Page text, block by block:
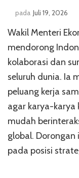
pada Juli 19, 2026
Wakil Menteri
mendorong
kolaborasi dan
seluruh dunia. Ia
peluang kerja
agar karya-karya
mudah
global.
pada posisi